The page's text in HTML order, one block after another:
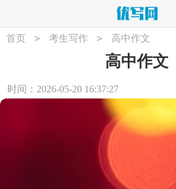
首页 > 考生写作 > 高中作文
高中作文
时间：2026-05-20 16:37:27